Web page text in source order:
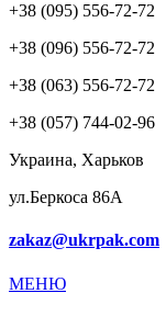
+38 (095) 556-72-72
+38 (096) 556-72-72
+38 (063) 556-72-72
+38 (057) 744-02-96
Украина, Харьков
ул.Беркоса 86А
zakaz@ukrpak.com
МЕНЮ